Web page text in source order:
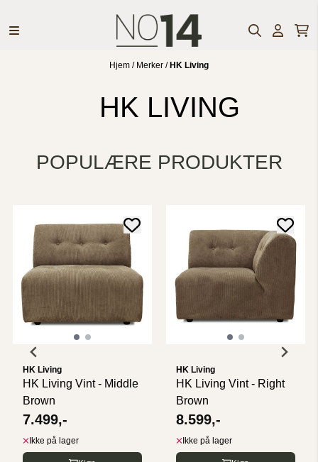
Hjem / Merker /HK Living
HK LIVING
POPULÆRE PRODUKTER
HK Living
HK Living Vint - Middle
Brown
7.499,-
Ikke på lager
HK Living
HK Living Vint - Right
Brown
8.599,-
Ikke på lager